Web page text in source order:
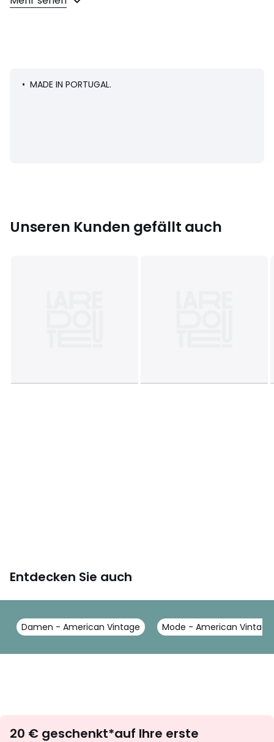
Produktdetails
Saum
• MADE IN PORTUGAL.
Unseren Kunden gefällt auch
Entdecken Sie auch
Damen - American Vintage Mode - American Vintage
20 € geschenkt*auf Ihre erste